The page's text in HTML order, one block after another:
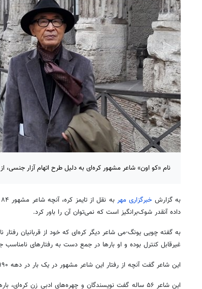
نام «کو اون» شاعر مشهور کره‌ای به دلیل طرح اتهام آزار
به گزارش خبرگزاری مهر
داده آنقدر شوک‌برانگیز است که نمی‌توان آن را باور کرد.
به گفته چویی یونگ-می شاعر دیگر کره‌ای که خود از قربانیان
غیرقابل کنترل بوده و او بارها در جمع دست به رفتارهای
این شاعر گفت آنچه از رفتار این شاعر مشهور در یک بار در دهه ۱۹۹۰ در سئول دید، تا مدت‌ها کلافه بود.
این شاعر ۵۶ ساله گفت نویسندگان و چهره‌های ادبی زن کره‌ای،